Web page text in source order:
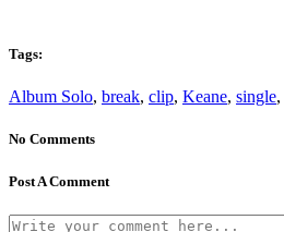
Tags:
Album Solo, break, clip, Keane, single,
No Comments
Post A Comment